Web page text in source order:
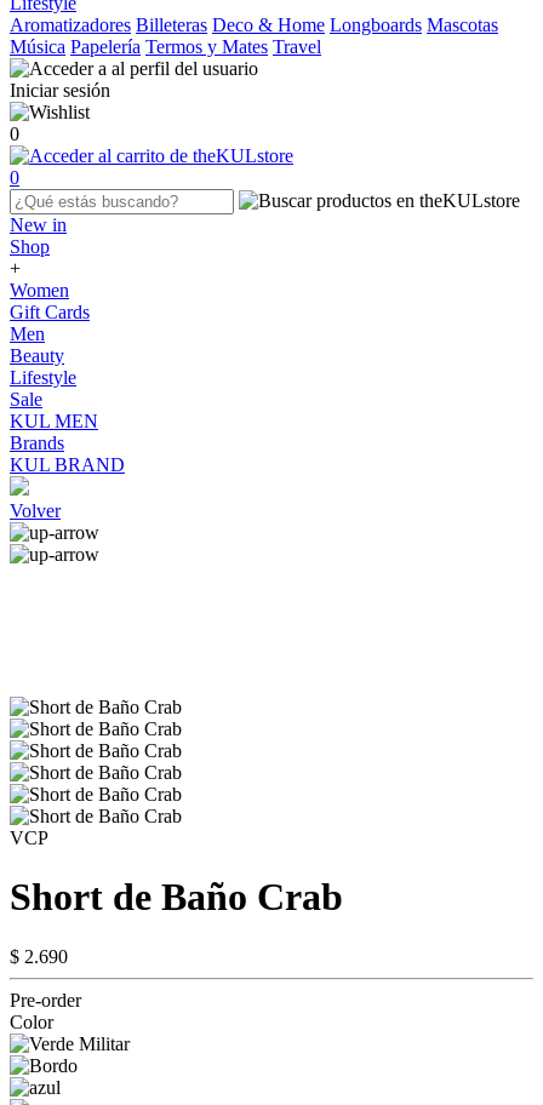
Aromatizadores Billeteras Deco & Home Longboards Mascotas
Música Papelería Termos y Mates Travel
Iniciar sesión
0
0
New in
Shop
+
Women
Gift Cards
Men
Beauty
Lifestyle
Sale
KUL MEN
Brands
KUL BRAND
Volver
VCP
Short de Baño Crab
$ 2.690
Pre-order
Color